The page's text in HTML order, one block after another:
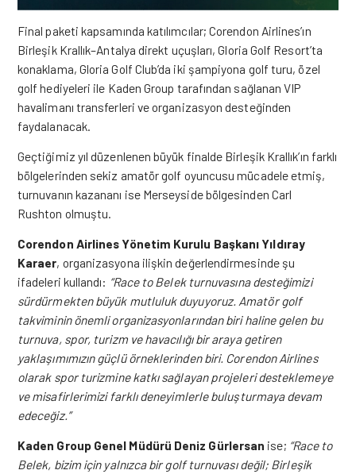
Final paketi kapsamında katılımcılar; Corendon Airlines’ın
Birleşik Krallık–Antalya direkt uçuşları, Gloria Golf Resort’ta
konaklama, Gloria Golf Club’da iki şampiyona golf turu, özel
golf hediyeleri ile Kaden Group tarafından sağlanan VIP
havalimanı transferleri ve organizasyon desteğinden
faydalanacak.
Geçtiğimiz yıl düzenlenen büyük finalde Birleşik Krallık’ın farklı
bölgelerinden sekiz amatör golf oyuncusu mücadele etmiş,
turnuvanın kazananı ise Merseyside bölgesinden Carl
Rushton olmuştu.
Corendon Airlines Yönetim Kurulu Başkanı Yıldıray
Karaer, organizasyona ilişkin değerlendirmesinde şu
ifadeleri kullandı: “Race to Belek turnuvasına desteğimizi
sürdürmekten büyük mutluluk duyuyoruz. Amatör golf
takviminin önemli organizasyonlarından biri haline gelen bu
turnuva, spor, turizm ve havacılığı bir araya getiren
yaklaşımımızın güçlü örneklerinden biri. Corendon Airlines
olarak spor turizmine katkı sağlayan projeleri desteklemeye
ve misafirlerimizi farklı deneyimlerle buluşturmaya devam
edeceğiz.”
Kaden Group Genel Müdürü Deniz Gürlersan ise; “Race to
Belek, bizim için yalnızca bir golf turnuvası değil; Birleşik